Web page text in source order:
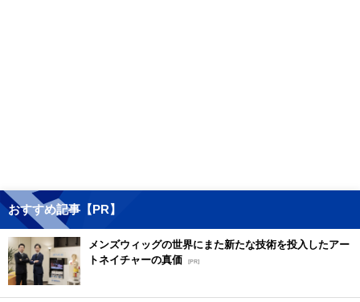
おすすめ記事【PR】
メンズウィッグの世界にまた新たな技術を投入したアー
トネイチャーの真価 [PR]